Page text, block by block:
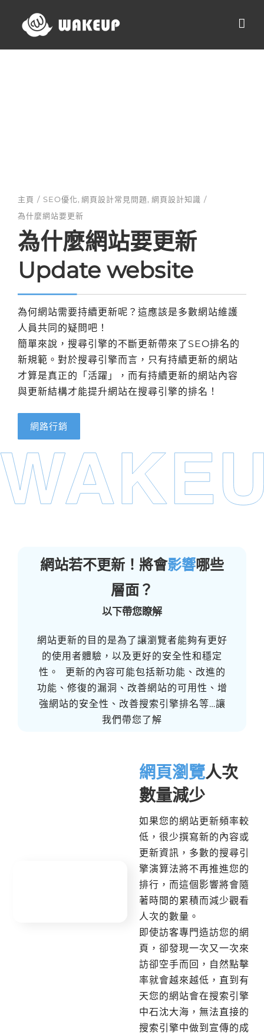
content
主頁 SEO優化 網頁設計常見問題 網頁設計知識
為什麼網站要更新
為什麼網站要更新
Update website
為何網站需要持續更新呢？這應該是多數網站維護
人員共同的疑問吧！
簡單來說，搜尋引擎的不斷更新帶來了SEO排名的
新規範。對於搜尋引擎而言，只有持續更新的網站
才算是真正的「活躍」，而有持續更新的網站內容
與更新結構才能提升網站在搜尋引擎的排名！
網路行銷
網站若不更新！將會影響哪些
層面？
以下帶您瞭解
網站更新的目的是為了讓瀏覽者能夠有更好
的使用者體驗，以及更好的安全性和穩定
性。 更新的內容可能包括新功能、改進的
功能、修復的漏洞、改善網站的可用性、增
強網站的安全性、改善搜索引擎排名等…讓
我們帶您了解
網頁瀏覽人次
數量減少
如果您的網站更新頻率較
低，很少撰寫新的內容或
更新資訊，多數的搜尋引
擎演算法將不再推進您的
排行，而這個影響將會隨
著時間的累積而減少觀看
人次的數量。
即使訪客專門造訪您的網
頁，卻發現一次又一次來
訪卻空手而回，自然點擊
率就會越來越低，直到有
天您的網站會在搜索引擎
中石沈大海，無法直接的
搜索引擎中做到宣傳的成